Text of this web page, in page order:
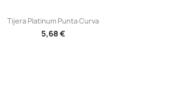
Vista rápida
Tijera Platinum Punta Curva
5,68 €